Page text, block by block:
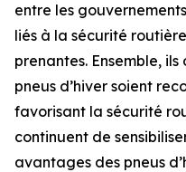
entre les
liés à la sécurité
prenantes. Ensemble,
pneus d’hiver soient
favorisant la sécurité
continuent de
avantages des pneus